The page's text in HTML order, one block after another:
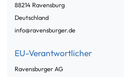
88214 Ravensburg
Deutschland
info@ravensburger.de
EU-Verantwortlicher
Ravensburger AG